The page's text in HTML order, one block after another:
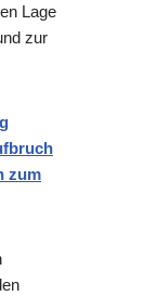
Lage
zur
zum